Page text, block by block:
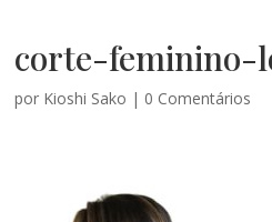
corte-feminino-
por Kioshi Sako | 0 Comentários